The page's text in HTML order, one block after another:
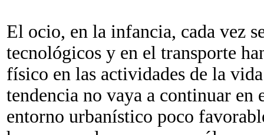
El ocio, en la infancia, cada vez
tecnológicos y en el transporte
físico en las actividades de la
tendencia no vaya a continuar
entorno urbanístico poco